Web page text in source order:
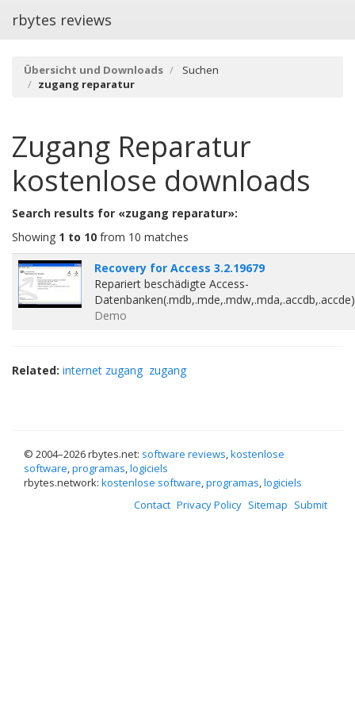
rbytes reviews
Übersicht und Downloads
Suchen
zugang reparatur
Zugang Reparatur
kostenlose downloads
Search results for «zugang reparatur»:
Showing 1 to 10 from 10 matches
Recovery for Access 3.2.19679
Repariert beschädigte Access-
Demo
Related: internet zugang zugang
© 2004–2026 rbytes.net: software reviews,kostenlose
software,programas,logiciels
rbytes.network: kostenlose software,programas,logiciels
Contact Privacy Policy Sitemap Submit